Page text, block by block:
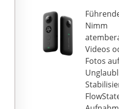
Cam für
STICK:
Stick auf
an, wie
Nimm
Videos
Fotos